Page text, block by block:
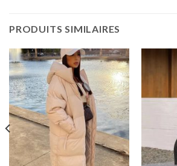
PRODUITS SIMILAIRES